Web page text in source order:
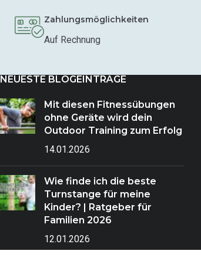
Zahlungsmöglichkeiten
Auf Rechnung
NEUESTE BLOGEINTRÄGE
Mit diesen Fitnessübungen
ohne Geräte wird dein
Outdoor Training zum Erfolg
14.01.2026
Wie finde ich die beste
Turnstange für meine
Kinder? | Ratgeber für
Familien 2026
12.01.2026